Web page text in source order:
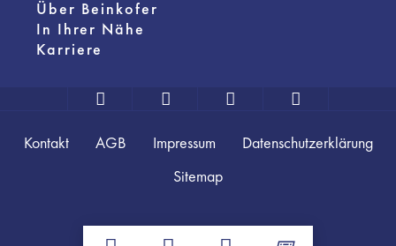
Über Beinkofer
In Ihrer Nähe
Karriere
Kontakt AGB Impressum
Datenschutzerklärung
Sitemap